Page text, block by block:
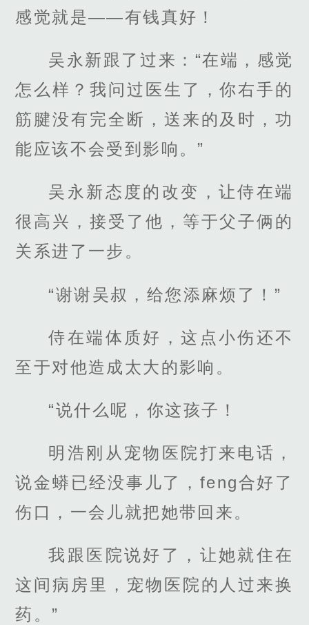
感觉就是——有钱真好！
吴永新跟了过来：“在端，感觉
怎么样？我问过医生了，你右手的
筋腱没有完全断，送来的及时，功
能应该不会受到影响。”
吴永新态度的改变，让侍在端
很高兴，接受了他，等于父子俩的
关系进了一步。
“谢谢吴叔，给您添麻烦了！”
侍在端体质好，这点小伤还不
至于对他造成太大的影响。
“说什么呢，你这孩子！
明浩刚从宠物医院打来电话，
说金蟒已经没事儿了，feng合好了
伤口，一会儿就把她带回来。
我跟医院说好了，让她就住在
这间病房里，宠物医院的人过来换
药。”